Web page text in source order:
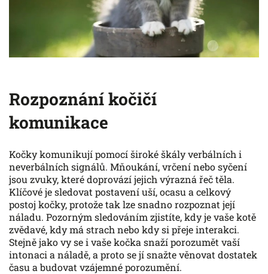
Rozpoznání kočičí
komunikace
Kočky komunikují pomocí široké škály verbálních i
neverbálních signálů. Mňoukání, vrčení nebo syčení
jsou zvuky, které doprovází jejich výrazná řeč těla.
Klíčové je sledovat postavení uší, ocasu a celkový
postoj kočky, protože tak lze snadno rozpoznat její
náladu. Pozorným sledováním zjistíte, kdy je vaše kotě
zvědavé, kdy má strach nebo kdy si přeje interakci.
Stejně jako vy se i vaše kočka snaží porozumět vaší
intonaci a náladě, a proto se jí snažte věnovat dostatek
času a budovat vzájemné porozumění.